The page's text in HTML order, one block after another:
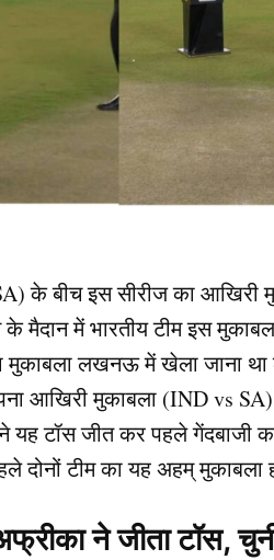
के बीच इस सीरीज का आखिरी
के मैदान में भारतीय टीम इस
मुकाबला लखनऊ में खेला जाना
आखिरी मुकाबला (IND vs
टॉस जीत कर पहले गेंदबाजी
दोनों टीम का यह अहम् मुकाबला
ने जीता टॉस,